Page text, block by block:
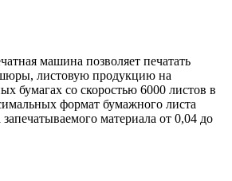
машина позволяет печатать
листовую продукцию на
бумагах со скоростью 6000 листов в
формат бумажного листа
материала от 0,04 до